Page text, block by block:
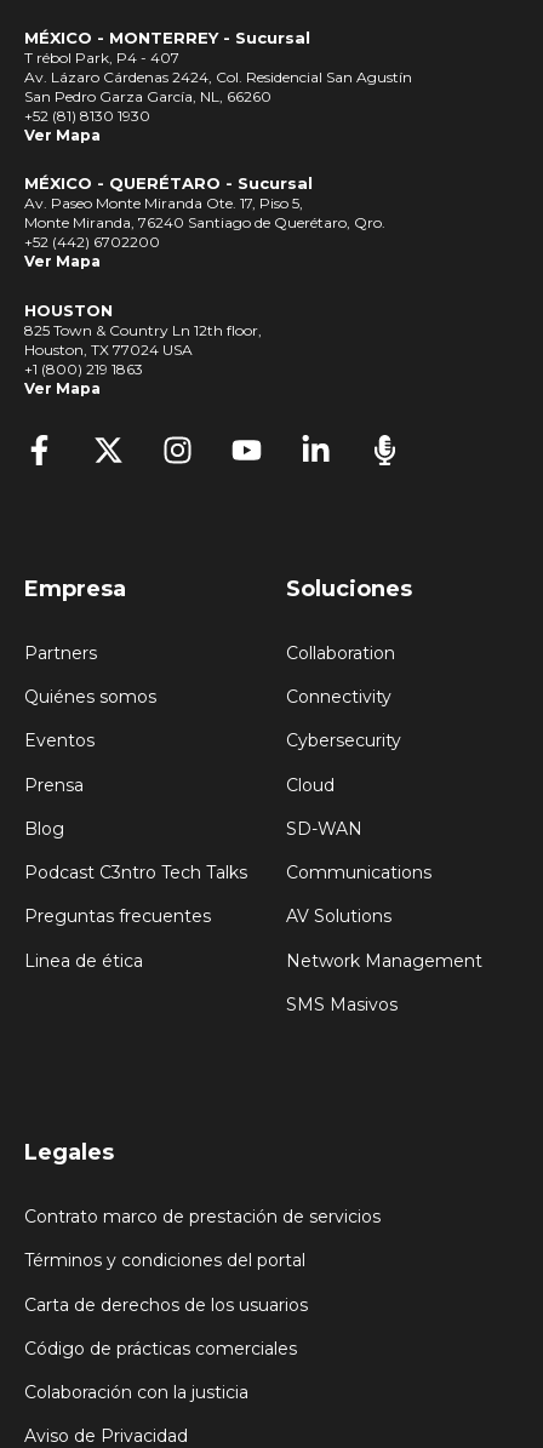
MÉXICO - MONTERREY - Sucursal
T rébol Park, P4 - 407
Av. Lázaro Cárdenas 2424, Col. Residencial San Agustín
San Pedro Garza García, NL, 66260
+52 (81) 8130 1930
Ver Mapa
MÉXICO - QUERÉTARO - Sucursal
Av. Paseo Monte Miranda Ote. 17, Piso 5,
Monte Miranda, 76240 Santiago de Querétaro, Qro.
+52 (442) 6702200
Ver Mapa
HOUSTON
825 Town & Country Ln 12th floor,
Houston, TX 77024 USA
+1 (800) 219 1863
Ver Mapa
Empresa
Partners
Quiénes somos
Eventos
Prensa
Blog
Podcast C3ntro Tech Talks
Preguntas frecuentes
Linea de ética
Soluciones
Collaboration
Connectivity
Cybersecurity
Cloud
SD-WAN
Communications
AV Solutions
Network Management
SMS Masivos
Legales
Contrato marco de prestación de servicios
Términos y condiciones del portal
Carta de derechos de los usuarios
Código de prácticas comerciales
Colaboración con la justicia
Aviso de Privacidad